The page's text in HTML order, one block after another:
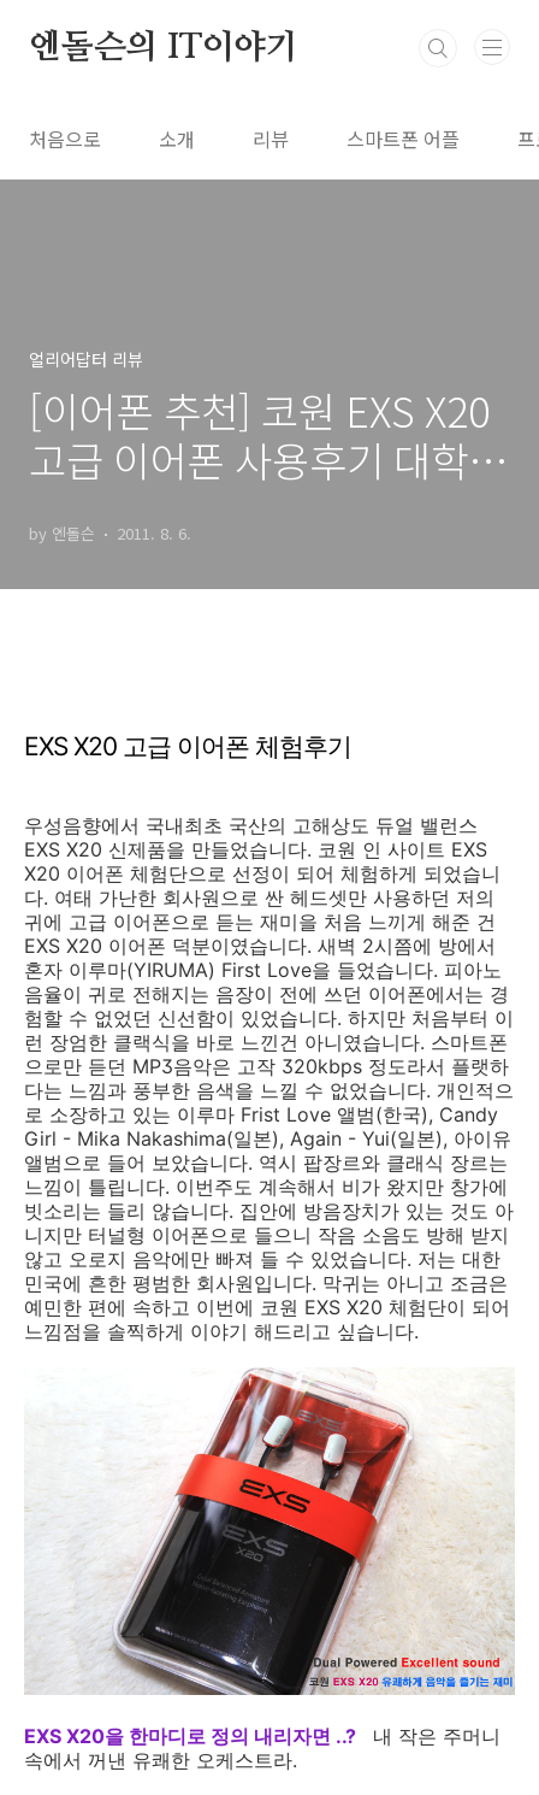
엔돌슨의 IT이야기
처음으로 소개 리뷰 스마트폰 어플
얼리어답터 리뷰
[이어폰 추천] 코원 EXS X20
고급 이어폰 사용후기 대학로
by 엔돌슨 2011. 8. 6.
EXS X20 고급 이어폰 체험후기
우성음향에서 국내최초 국산의 고해상도 듀얼 밸런스
EXS X20 신제품을 만들었습니다. 코원 인 사이트 EXS
X20 이어폰 체험단으로 선정이 되어 체험하게 되었습니
다. 여태 가난한 회사원으로 싼 헤드셋만 사용하던 저의
귀에 고급 이어폰으로 듣는 재미을 처음 느끼게 해준 건
EXS X20 이어폰 덕분이였습니다. 새벽 2시쯤에 방에서
혼자 이루마(YIRUMA) First Love을 들었습니다. 피아노
음율이 귀로 전해지는 음장이 전에 쓰던 이어폰에서는 경
험할 수 없었던 신선함이 있었습니다. 하지만 처음부터 이
런 장엄한 클랙식을 바로 느낀건 아니였습니다. 스마트폰
으로만 듣던 MP3음악은 고작 320kbps 정도라서 플랫하
다는 느낌과 풍부한 음색을 느낄 수 없었습니다. 개인적으
로 소장하고 있는 이루마 Frist Love 앨범(한국), Candy
Girl - Mika Nakashima(일본), Again - Yui(일본), 아이유
앨범으로 들어 보았습니다. 역시 팝장르와 클래식 장르는
느낌이 틀립니다. 이번주도 계속해서 비가 왔지만 창가에
빗소리는 들리 않습니다. 집안에 방음장치가 있는 것도 아
니지만 터널형 이어폰으로 들으니 작음 소음도 방해 받지
않고 오로지 음악에만 빠져 들 수 있었습니다. 저는 대한
민국에 흔한 평범한 회사원입니다. 막귀는 아니고 조금은
예민한 편에 속하고 이번에 코원 EXS X20 체험단이 되어
느낌점을 솔찍하게 이야기 해드리고 싶습니다.
EXS X20을 한마디로 정의 내리자면 ..?
내 작은 주머니
속에서 꺼낸 유쾌한 오케스트라.